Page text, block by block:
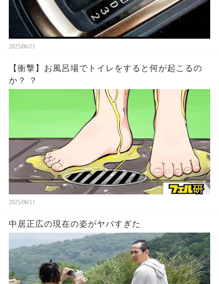
2025/06/11
【衝撃】お風呂場でトイレをすると何が起こるの
か？ ？
2025/06/11
中居正広の現在の姿がヤバすぎた